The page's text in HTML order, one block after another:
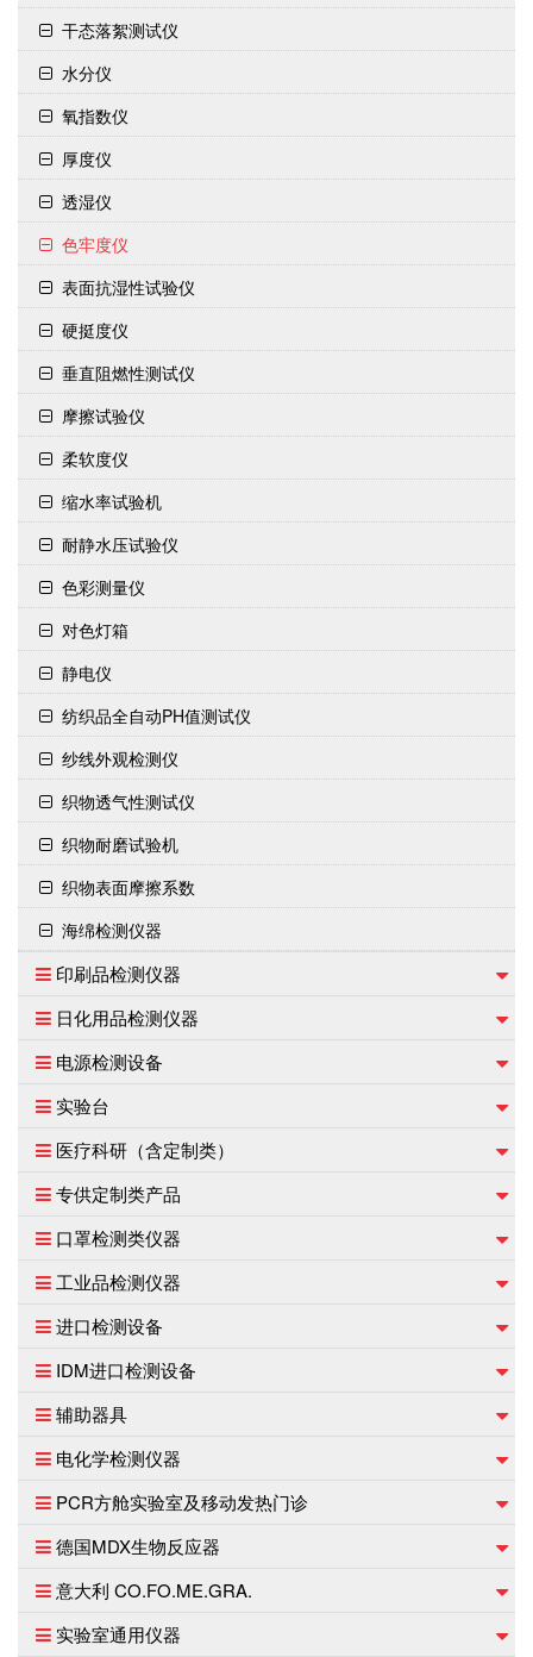
干态落絮测试仪
水分仪
氧指数仪
厚度仪
透湿仪
色牢度仪
表面抗湿性试验仪
硬挺度仪
垂直阻燃性测试仪
摩擦试验仪
柔软度仪
缩水率试验机
耐静水压试验仪
色彩测量仪
对色灯箱
静电仪
纺织品全自动PH值测试仪
纱线外观检测仪
织物透气性测试仪
织物耐磨试验机
织物表面摩擦系数
海绵检测仪器
印刷品检测仪器
日化用品检测仪器
电源检测设备
实验台
医疗科研（含定制类）
专供定制类产品
口罩检测类仪器
工业品检测仪器
进口检测设备
IDM进口检测设备
辅助器具
电化学检测仪器
PCR方舱实验室及移动发热门诊
德国MDX生物反应器
意大利 CO.FO.ME.GRA.
实验室通用仪器